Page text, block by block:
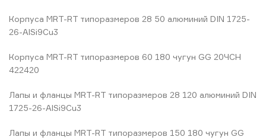
Корпуса MRT-RT типоразмеров 28 50 алюминий DIN 1725-
26-AlSi9Cu3
Корпуса MRT-RT типоразмеров 60 180 чугун GG 20ЧСН
422420
Лапы и фланцы MRT-RT типоразмеров 28 120 алюминий DIN
1725-26-AlSi9Cu3
Лапы и фланцы MRT-RT типоразмеров 150 180 чугун GG